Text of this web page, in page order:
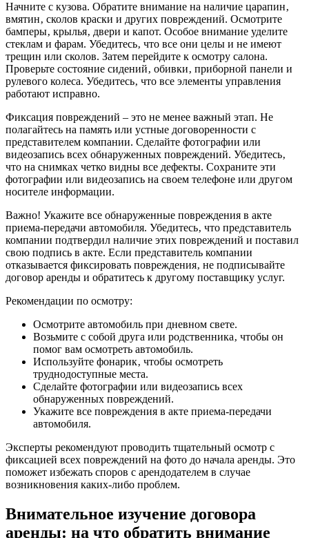
Начните с кузова. Обратите внимание на наличие царапин‚
вмятин‚ сколов краски и других повреждений. Осмотрите
бамперы‚ крылья‚ двери и капот. Особое внимание уделите
стеклам и фарам. Убедитесь‚ что все они целы и не имеют
трещин или сколов. Затем перейдите к осмотру салона.
Проверьте состояние сидений‚ обивки‚ приборной панели и
рулевого колеса. Убедитесь‚ что все элементы управления
работают исправно.
Фиксация повреждений – это не менее важный этап. Не
полагайтесь на память или устные договоренности с
представителем компании. Сделайте фотографии или
видеозапись всех обнаруженных повреждений. Убедитесь‚
что на снимках четко видны все дефекты. Сохраните эти
фотографии или видеозапись на своем телефоне или другом
носителе информации.
Важно! Укажите все обнаруженные повреждения в акте
приема-передачи автомобиля. Убедитесь‚ что представитель
компании подтвердил наличие этих повреждений и поставил
свою подпись в акте. Если представитель компании
отказывается фиксировать повреждения‚ не подписывайте
договор аренды и обратитесь к другому поставщику услуг.
Рекомендации по осмотру:
Осмотрите автомобиль при дневном свете.
Возьмите с собой друга или родственника‚ чтобы он
помог вам осмотреть автомобиль.
Используйте фонарик‚ чтобы осмотреть
труднодоступные места.
Сделайте фотографии или видеозапись всех
обнаруженных повреждений.
Укажите все повреждения в акте приема-передачи
автомобиля.
Эксперты рекомендуют проводить тщательный осмотр с
фиксацией всех повреждений на фото до начала аренды. Это
поможет избежать споров с арендодателем в случае
возникновения каких-либо проблем.
Внимательное изучение договора
аренды: на что обратить внимание